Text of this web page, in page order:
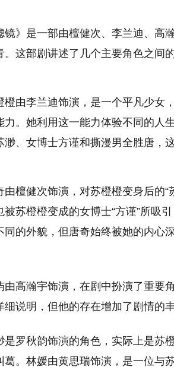
镜》是一部由檀健次、李兰迪、高
。这部剧讲述了几个主要角色之间的
橙由李兰迪饰演，是一个平凡少女
力。她利用这一能力体验不同的人
渺、女博士方谨和撕漫男全胜唐，
由檀健次饰演，对苏橙橙变身后的
被苏橙橙变成的女博士“方谨”所吸
同的外貌，但唐奇始终被她的内心
由高瀚宇饰演，在剧中扮演了重要
细说明，但他的存在增加了剧情的丰
是罗秋韵饰演的角色，实际上是苏
葛。林媛由黄思瑞饰演，是一位与